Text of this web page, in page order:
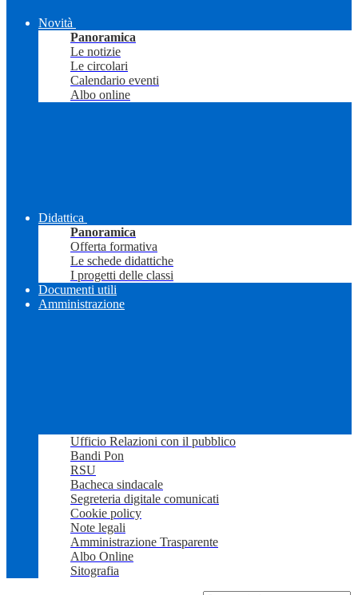
Novità
Panoramica
Le notizie
Le circolari
Calendario eventi
Albo online
Didattica
Panoramica
Offerta formativa
Le schede didattiche
I progetti delle classi
Documenti utili
Amministrazione
Ufficio Relazioni con il pubblico
Bandi Pon
RSU
Bacheca sindacale
Segreteria digitale comunicati
Cookie policy
Note legali
Amministrazione Trasparente
Albo Online
Sitografia